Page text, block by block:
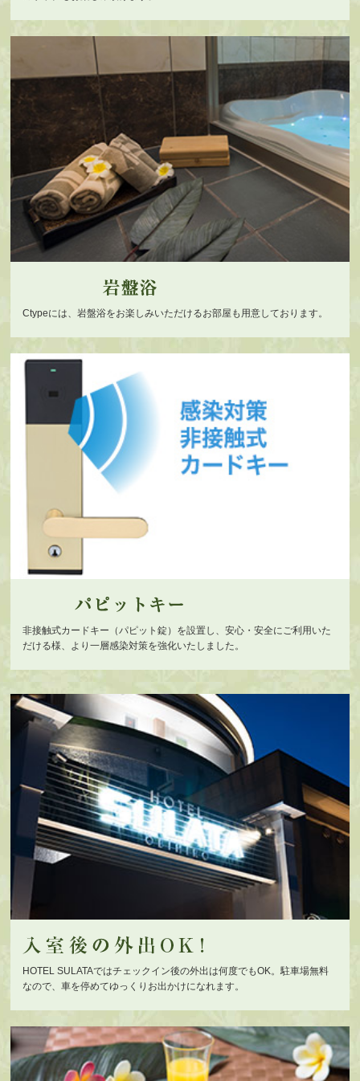
Ctypeには、岩盤浴をお楽しみいただけるお部屋も用意しております。
非接触式カードキー（パピット錠）を設置し、安心・安全にご利用いた
だける様、より一層感染対策を強化いたしました。
HOTEL SULATAではチェックイン後の外出は何度でもOK。駐車場無料
なので、車を停めてゆっくりお出かけになれます。